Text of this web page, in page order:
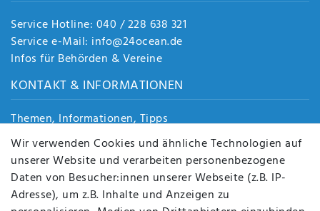
Service Hotline: 040 / 228 638 321
Service e-Mail: info@24ocean.de
Infos für Behörden & Vereine
KONTAKT & INFORMATIONEN
Themen, Informationen, Tipps
Jobs
Über uns
Kontakt
Datenschutz
AGB
Wir verwenden Cookies und ähnliche Technologien auf
unserer Website und verarbeiten personenbezogene
Daten von Besucher:innen unserer Webseite (z.B. IP-
Adresse), um z.B. Inhalte und Anzeigen zu